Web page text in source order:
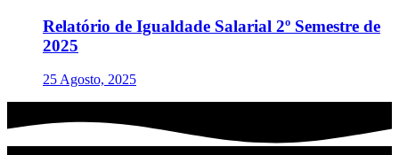
Relatório de Igualdade Salarial 2º Semestre de
2025
25 Agosto, 2025